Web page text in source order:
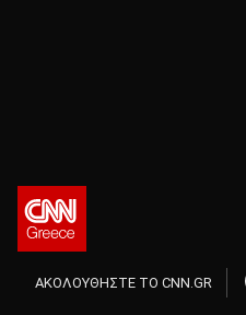
ΑΚΟΛΟΥΘΗΣΤΕ ΤΟ CNN.GR